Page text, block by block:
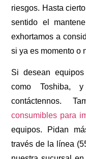
riesgos. Hasta
sentido el
exhortamos a
si ya es momento o
Si desean
como Toshiba, y
contáctennos.
consumibles para
equipos. Pidan
través de la línea